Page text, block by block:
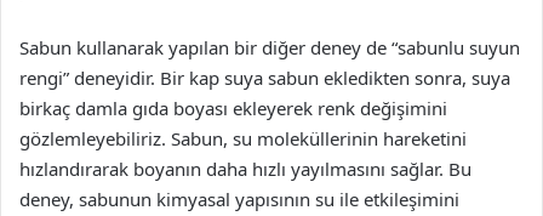
Sabun kullanarak yapılan bir diğer deney de “sabunlu suyun
rengi” deneyidir. Bir kap suya sabun ekledikten sonra, suya
birkaç damla gıda boyası ekleyerek renk değişimini
gözlemleyebiliriz. Sabun, su moleküllerinin hareketini
hızlandırarak boyanın daha hızlı yayılmasını sağlar. Bu
deney, sabunun kimyasal yapısının su ile etkileşimini